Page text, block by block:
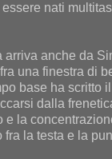
nati
arriva anche da
una finestra di
base ha scritto
dalla
e la
fra la testa e la